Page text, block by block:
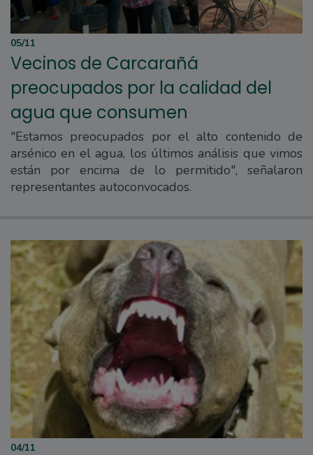
05/11
Vecinos de Carcarañá
preocupados por la calidad del
agua que consumen
"Estamos preocupados por el alto contenido de
arsénico en el agua, los últimos análisis que vimos
están por encima de lo permitido", señalaron
representantes autoconvocados.
04/11